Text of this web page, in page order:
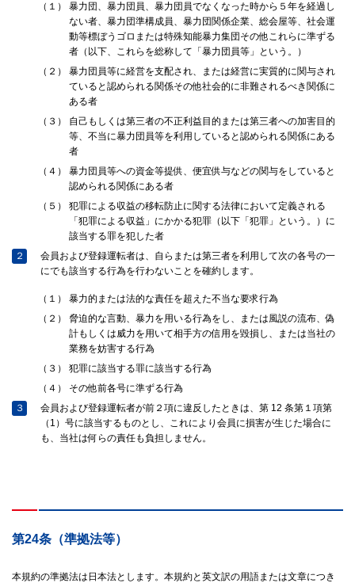
（１）
暴力団、暴力団員、暴力団員でなくなった時から５年を経過し
ない者、暴力団準構成員、暴力団関係企業、総会屋等、社会運
動等標ぼうゴロまたは特殊知能暴力集団その他これらに準ずる
者（以下、これらを総称して「暴力団員等」という。）
（２）
暴力団員等に経営を支配され、または経営に実質的に関与され
ていると認められる関係その他社会的に非難されるべき関係に
ある者
（３）
自己もしくは第三者の不正利益目的または第三者への加害目的
等、不当に暴力団員等を利用していると認められる関係にある
者
（４）
暴力団員等への資金等提供、便宜供与などの関与をしていると
認められる関係にある者
（５）
犯罪による収益の移転防止に関する法律において定義される
「犯罪による収益」にかかる犯罪（以下「犯罪」という。）に
該当する罪を犯した者
２
会員および登録運転者は、自らまたは第三者を利用して次の各号の一
にでも該当する行為を行わないことを確約します。
（１）
暴力的または法的な責任を超えた不当な要求行為
（２）
脅迫的な言動、暴力を用いる行為をし、または風説の流布、偽
計もしくは威力を用いて相手方の信用を毀損し、または当社の
業務を妨害する行為
（３）
犯罪に該当する罪に該当する行為
（４）
その他前各号に準ずる行為
３
会員および登録運転者が前２項に違反したときは、第 12 条第１項第
（1）号に該当するものとし、これにより会員に損害が生じた場合に
も、当社は何らの責任も負担しません。
第24条（準拠法等）
本規約の準拠法は日本法とします。本規約と英文訳の用語または文章につき